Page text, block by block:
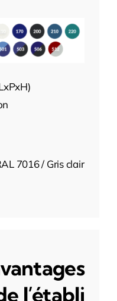
7016 / Gris clair
l’établi